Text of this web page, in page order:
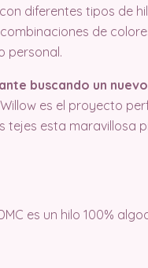
diferentes tipos de
de
personal.
buscando un
es el proyecto
tejes esta maravillosa
es un hilo 100%